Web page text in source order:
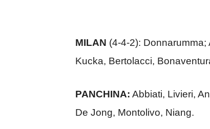
MILAN (4-4-2):
Kucka, Bertolacci,
PANCHINA: Abbiati, Livieri,
De Jong, Montolivo, Niang.